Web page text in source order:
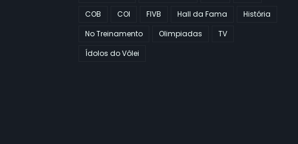
COB
COI FIVB Hall da Fama
História
No Treinamento
Olimpiadas
TV
Ídolos do Vôlei